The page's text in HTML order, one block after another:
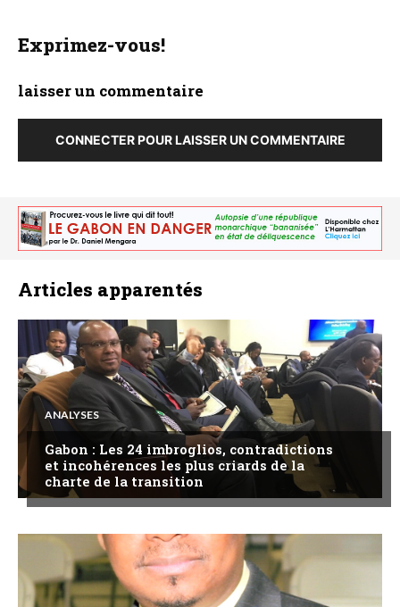
Exprimez-vous!
laisser un commentaire
CONNECTER POUR LAISSER UN COMMENTAIRE
Articles apparentés
ANALYSES
Gabon : Les 24 imbroglios, contradictions
et incohérences les plus criards de la
charte de la transition